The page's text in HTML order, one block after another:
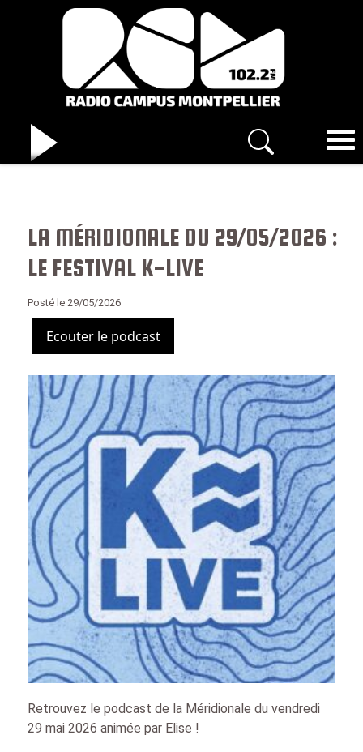
LA MÉRIDIONALE DU 29/05/2026 :
LE FESTIVAL K-LIVE
Posté le 29/05/2026
Ecouter le podcast
Retrouvez le podcast de la Méridionale du vendredi
29 mai 2026 animée par Elise !